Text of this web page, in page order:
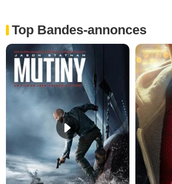
Top Bandes-annonces